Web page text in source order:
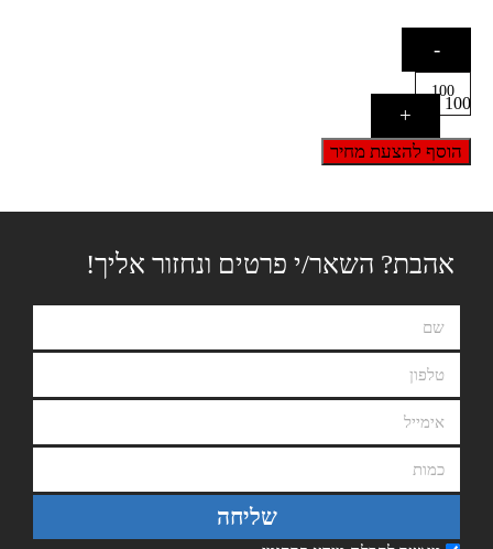
-
100
+
הוסף להצעת מחיר
אהבת? השאר/י פרטים ונחזור אליך!
שליחה